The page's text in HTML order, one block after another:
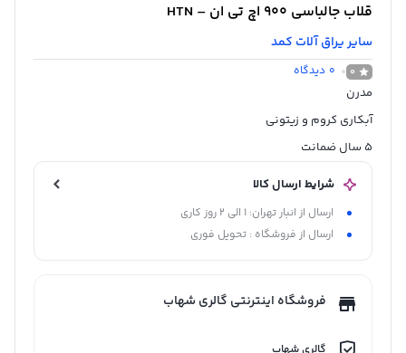
قلاب جالباسی 900 اچ تی ان – HTN
سایر یراق آلات کمد
0
0 دیدگاه
مدرن
آبکاری کروم و زیتونی
5 سال ضمانت
شرایط ارسال کالا
ارسال از انبار تهران: 1 الی 2 روز کاری
ارسال از فروشگاه : تحویل فوری
فروشگاه اینترنتی گالری شهاب